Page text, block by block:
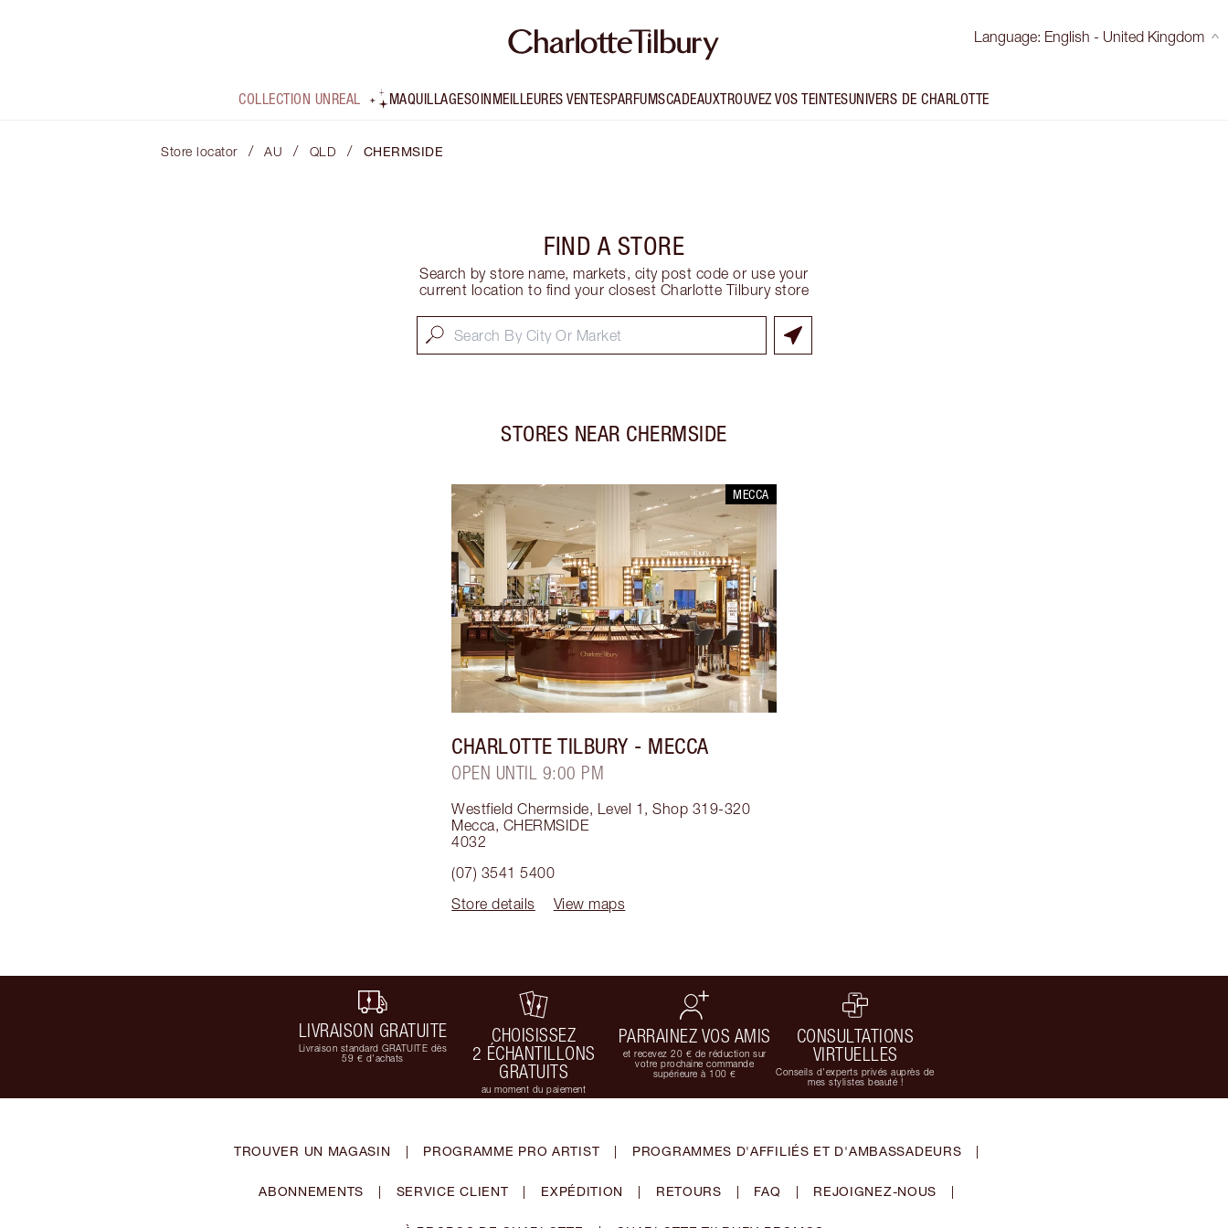
Language: English - United Kingdom
COLLECTION UNREAL MAQUILLAGESOINMEILLEURES VENTESPARFUMSCADEAUXTROUVEZ VOS TEINTESUNIVERS DE CHARLOTTE
Store locator / AU / QLD / CHERMSIDE
FIND A STORE
Search by store name, markets, city post code or use your
current location to find your closest Charlotte Tilbury store
STORES NEAR CHERMSIDE
MECCA
CHARLOTTE TILBURY - MECCA
OPEN UNTIL 9:00 PM
Westfield Chermside, Level 1, Shop 319-320
Mecca, CHERMSIDE
4032
(07) 3541 5400
Store details
View maps
LIVRAISON GRATUITE
Livraison standard GRATUITE dès
59 € d'achats
CHOISISSEZ
2 ÉCHANTILLONS
GRATUITS
au moment du paiement
PARRAINEZ VOS AMIS
et recevez 20 € de réduction sur
votre prochaine commande
supérieure à 100 €
CONSULTATIONS
VIRTUELLES
Conseils d'experts privés auprès de
mes stylistes beauté !
TROUVER UN MAGASIN | PROGRAMME PRO ARTIST | PROGRAMMES D'AFFILIÉS ET D'AMBASSADEURS |
ABONNEMENTS | SERVICE CLIENT | EXPÉDITION | RETOURS | FAQ | REJOIGNEZ-NOUS |